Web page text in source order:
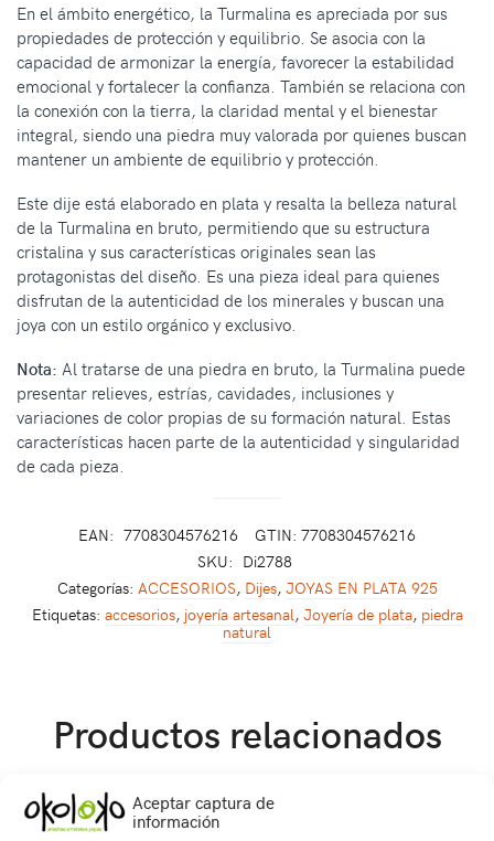
Aceptar captura de
información
En el ámbito energético, la Turmalina es apreciada por sus
propiedades de protección y equilibrio. Se asocia con la
capacidad de armonizar la energía, favorecer la estabilidad
emocional y fortalecer la confianza. También se relaciona con
la conexión con la tierra, la claridad mental y el bienestar
integral, siendo una piedra muy valorada por quienes buscan
mantener un ambiente de equilibrio y protección.
Este dije está elaborado en plata y resalta la belleza natural
de la Turmalina en bruto, permitiendo que su estructura
cristalina y sus características originales sean las
protagonistas del diseño. Es una pieza ideal para quienes
disfrutan de la autenticidad de los minerales y buscan una
joya con un estilo orgánico y exclusivo.
Nota: Al tratarse de una piedra en bruto, la Turmalina puede
presentar relieves, estrías, cavidades, inclusiones y
variaciones de color propias de su formación natural. Estas
características hacen parte de la autenticidad y singularidad
de cada pieza.
EAN: 7708304576216
GTIN: 7708304576216
SKU: Di2788
Categorías: ACCESORIOS, Dijes, JOYAS EN PLATA 925
Etiquetas: accesorios, joyería artesanal, Joyería de plata, piedra
natural
Productos relacionados